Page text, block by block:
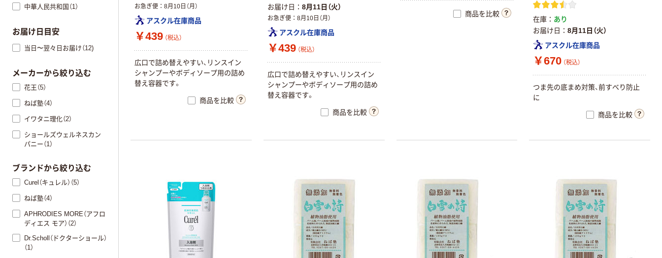
お急ぎ便 8月10日（月）
アスクル在庫商品
￥439 （税込）
広口で詰め替えやすい、リンスイン
シャンプーやボディソープ用の詰め
替え容器です。
商品を比較
お届け日
8月11日（火）
お急ぎ便 8月10日（月）
アスクル在庫商品
￥439 （税込）
広口で詰め替えやすい、リンスイン
シャンプーやボディソープ用の詰め
替え容器です。
商品を比較
商品を比較
在庫
あり
お届け日
8月11日（火）
アスクル在庫商品
￥670 （税込）
つま先の底まめ対策、前すべり防止
に
商品を比較
中華人民共和国（1）
お届け日目安
当日〜翌々日お届け（12)
メーカーから絞り込む
花王（5）
ねば塾（4）
イワタニ理化（2）
ショールズウェルネスカン
パニー（1）
ブランドから絞り込む
Curel（キュレル）（5）
ねば塾（4）
APHRODIES MORE（アフロ
ディエス モア）（2）
Dr.Scholl（ドクターショール）
（1）